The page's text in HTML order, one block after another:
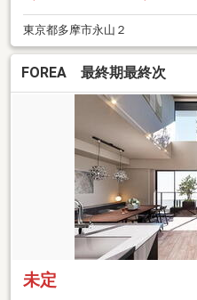
東京都多摩市永山２
FOREA 最終期最終次
未定